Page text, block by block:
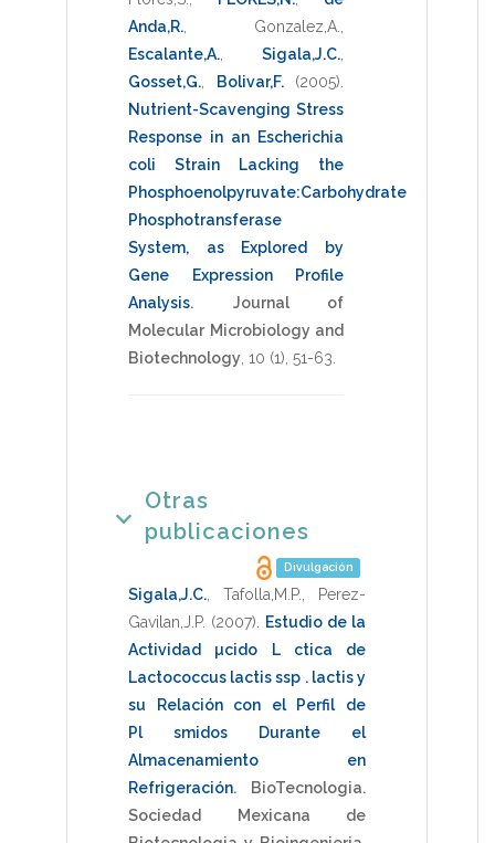
Anda,R.
Gonzalez,A.
Escalante,A.
Sigala,J.C.
Gosset,G.
Bolivar,F. (2005)
Nutrient-Scavenging Stress
Response in an Escherichia
coli Strain Lacking the
Phosphoenolpyruvate:Carbohydrate
Phosphotransferase
System, as Explored by
Gene Expression Profile
Analysis.
Journal of
Molecular Microbiology and
Biotechnology 10 (1), 51-63
Otras
publicaciones
Divulgación
Sigala,J.C. Tafolla,M.P.
Perez-
Gavilan,J.P. (2007)
Estudio de la
Actividad µcido L ctica de
Lactococcus lactis ssp . lactis y
su Relación con el Perfil de
Pl smidos Durante el
Almacenamiento en
Refrigeración.
BioTecnologia.
Sociedad Mexicana de